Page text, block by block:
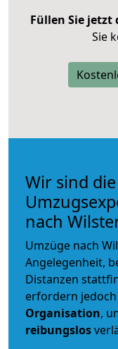
Füllen Sie jetzt
Sie
Wir sind
nach
Umzüge nach
Angelegenheit,
Distanzen
erfordern
Organisation,
reibungslos